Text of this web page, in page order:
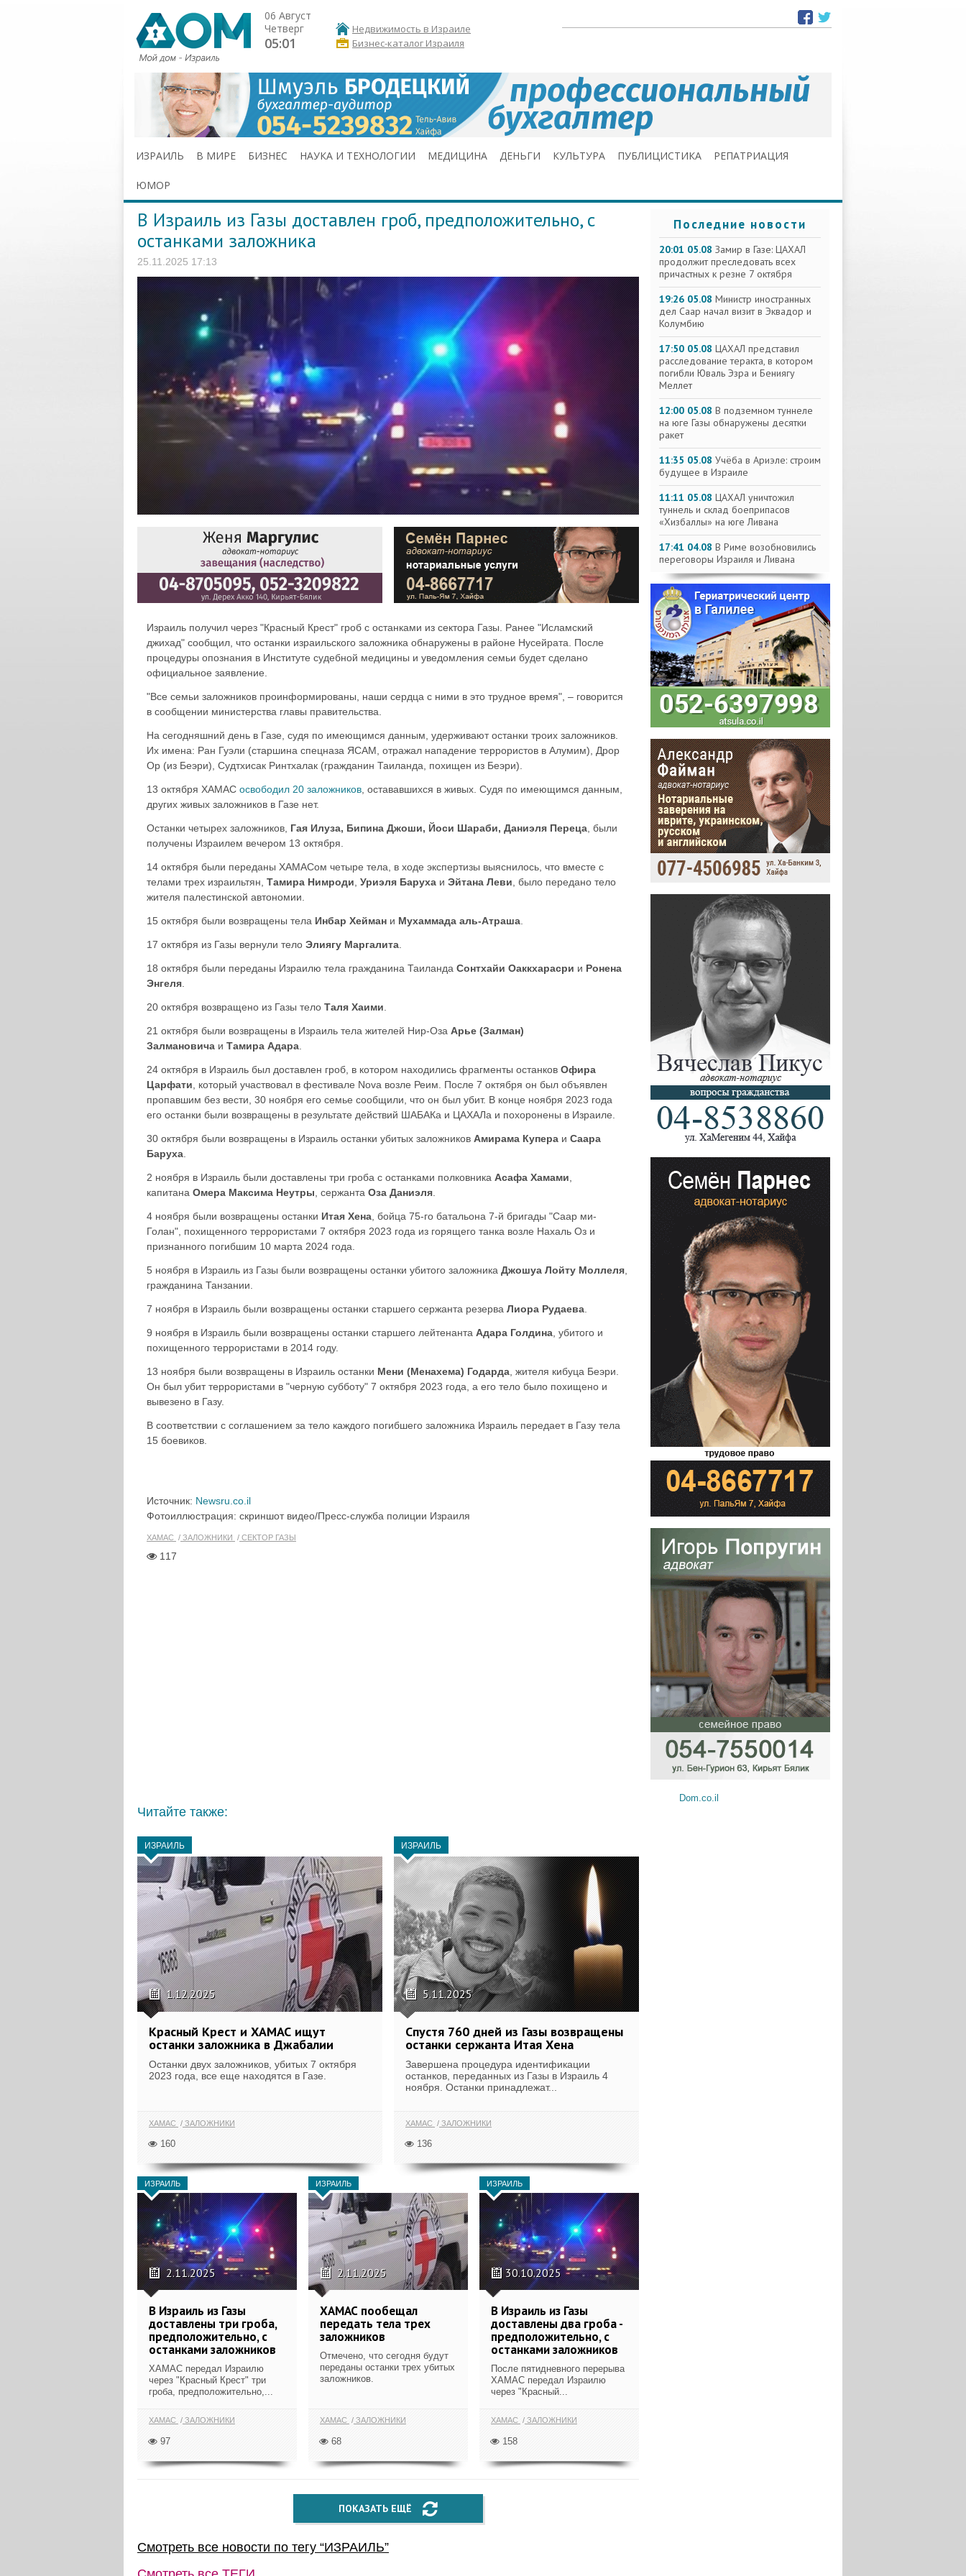
06 Август
Четверг
05:01
Недвижимость в Израиле
Бизнес-каталог Израиля
ИЗРАИЛЬ В МИРЕ БИЗНЕС НАУКА И ТЕХНОЛОГИИ МЕДИЦИНА ДЕНЬГИ КУЛЬТУРА ПУБЛИЦИСТИКА РЕПАТРИАЦИЯ
ЮМОР
В Израиль из Газы доставлен гроб, предположительно, с
останками заложника
25.11.2025 17:13
Израиль получил через "Красный Крест" гроб с останками из сектора Газы. Ранее "Исламский
джихад" сообщил, что останки израильского заложника обнаружены в районе Нусейрата. После
процедуры опознания в Институте судебной медицины и уведомления семьи будет сделано
официальное заявление.
"Все семьи заложников проинформированы, наши сердца с ними в это трудное время", – говорится
в сообщении министерства главы правительства.
На сегодняшний день в Газе, судя по имеющимся данным, удерживают останки троих заложников.
Их имена: Ран Гуэли (старшина спецназа ЯСАМ, отражал нападение террористов в Алумим), Дрор
Ор (из Беэри), Судтхисак Ринтхалак (гражданин Таиланда, похищен из Беэри).
13 октября ХАМАС освободил 20 заложников , остававшихся в живых. Судя по имеющимся данным,
других живых заложников в Газе нет.
Останки четырех заложников, Гая Илуза, Бипина Джоши, Йоси Шараби, Даниэля Переца , были
получены Израилем вечером 13 октября.
14 октября были переданы ХАМАСом четыре тела, в ходе экспертизы выяснилось, что вместе с
телами трех израильтян, Тамира Нимроди Уриэля Баруха и Эйтана Леви , было передано тело
жителя палестинской автономии.
15 октября были возвращены тела Инбар Хейман и Мухаммада аль-Атраша
17 октября из Газы вернули тело Элиягу Маргалита
18 октября были переданы Израилю тела гражданина Таиланда Сонтхайи Оаккхарасри и Ронена
Энгеля
20 октября возвращено из Газы тело Таля Хаими
21 октября были возвращены в Израиль тела жителей Нир-Оза Арье (Залман)
Залмановича и Тамира Адара
24 октября в Израиль был доставлен гроб, в котором находились фрагменты останков Офира
Царфати , который участвовал в фестивале Nova возле Реим. После 7 октября он был объявлен
пропавшим без вести, 30 ноября его семье сообщили, что он был убит. В конце ноября 2023 года
его останки были возвращены в результате действий ШАБАКа и ЦАХАЛа и похоронены в Израиле.
30 октября были возвращены в Израиль останки убитых заложников Амирама Купера и Саара
Баруха
2 ноября в Израиль были доставлены три гроба с останками полковника Асафа Хамами
капитана Омера Максима Неутры , сержанта Оза Даниэля
4 ноября были возвращены останки Итая Хена , бойца 75-го батальона 7-й бригады "Саар ми-
Голан", похищенного террористами 7 октября 2023 года из горящего танка возле Нахаль Оз и
признанного погибшим 10 марта 2024 года.
5 ноября в Израиль из Газы были возвращены останки убитого заложника Джошуа Лойту Моллеля
гражданина Танзании.
7 ноября в Израиль были возвращены останки старшего сержанта резерва Лиора Рудаева
9 ноября в Израиль были возвращены останки старшего лейтенанта Адара Голдина , убитого и
похищенного террористами в 2014 году.
13 ноября были возвращены в Израиль останки Мени (Менахема) Годарда , жителя кибуца Беэри.
Он был убит террористами в "черную субботу" 7 октября 2023 года, а его тело было похищено и
вывезено в Газу.
В соответствии с соглашением за тело каждого погибшего заложника Израиль передает в Газу тела
15 боевиков.
Источник: Newsru.co.il
Фотоиллюстрация: скриншот видео/Пресс-служба полиции Израиля
ХАМАС ЗАЛОЖНИКИ СЕКТОР ГАЗЫ
117
Читайте также:
ИЗРАИЛЬ
1.12.2025
Красный Крест и ХАМАС ищут
останки заложника в Джабалии
Останки двух заложников, убитых 7 октября
2023 года, все еще находятся в Газе.
ХАМАС ЗАЛОЖНИКИ
160
ИЗРАИЛЬ
5.11.2025
Спустя 760 дней из Газы возвращены
останки сержанта Итая Хена
Завершена процедура идентификации
останков, переданных из Газы в Израиль 4
ноября. Останки принадлежат...
ХАМАС ЗАЛОЖНИКИ
136
ИЗРАИЛЬ
2.11.2025
В Израиль из Газы
доставлены три гроба,
предположительно, с
останками заложников
ХАМАС передал Израилю
через "Красный Крест" три
гроба, предположительно,...
ХАМАС ЗАЛОЖНИКИ
97
ИЗРАИЛЬ
2.11.2025
ХАМАС пообещал
передать тела трех
заложников
Отмечено, что сегодня будут
переданы останки трех убитых
заложников.
ХАМАС ЗАЛОЖНИКИ
68
ИЗРАИЛЬ
30.10.2025
В Израиль из Газы
доставлены два гроба -
предположительно, с
останками заложников
После пятидневного перерыва
ХАМАС передал Израилю
через "Красный...
ХАМАС ЗАЛОЖНИКИ
158
ПОКАЗАТЬ ЕЩЁ
Смотреть все новости по тегу “ИЗРАИЛЬ”
Последние новости
20:01 05.08 Замир в Газе: ЦАХАЛ
продолжит преследовать всех
причастных к резне 7 октября
19:26 05.08 Министр иностранных
дел Саар начал визит в Эквадор и
Колумбию
17:50 05.08 ЦАХАЛ представил
расследование теракта, в котором
погибли Юваль Эзра и Бениягу
Меллет
12:00 05.08 В подземном туннеле
на юге Газы обнаружены десятки
ракет
11:35 05.08 Учёба в Ариэле: строим
будущее в Израиле
11:11 05.08 ЦАХАЛ уничтожил
туннель и склад боеприпасов
«Хизбаллы» на юге Ливана
17:41 04.08 В Риме возобновились
переговоры Израиля и Ливана
Dom.co.il